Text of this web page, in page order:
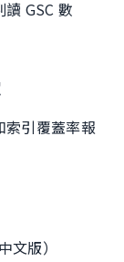
GSC 數
索引覆蓋率報
版）